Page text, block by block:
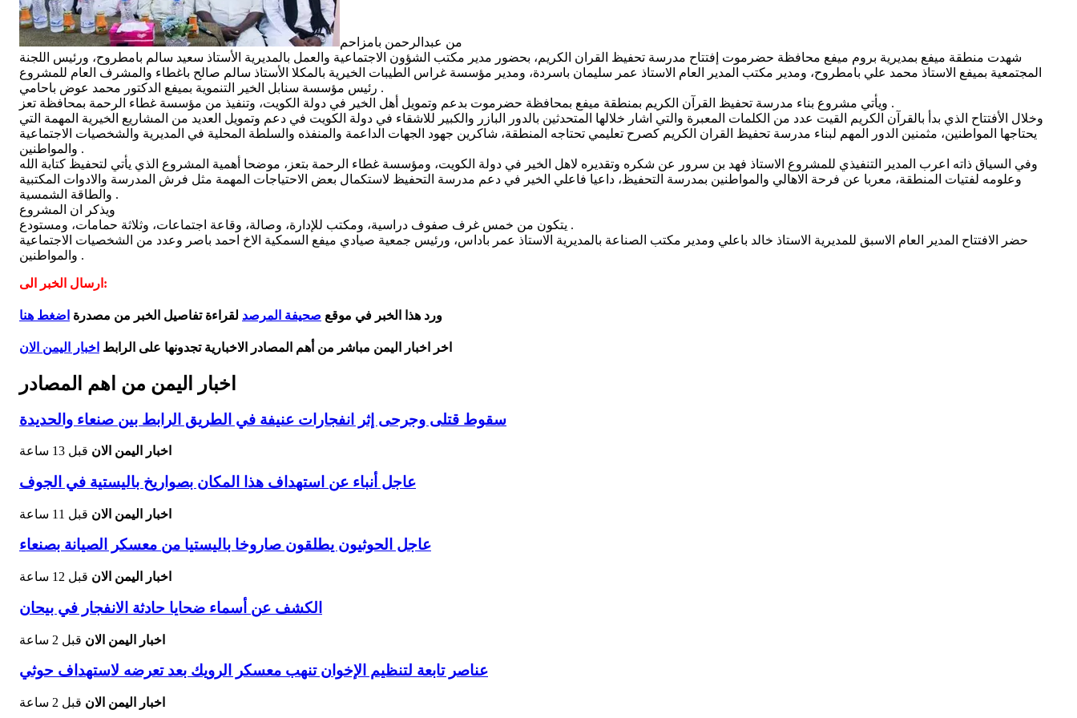
من عبدالرحمن بامزاحم
شهدت منطقة ميفع بمديرية بروم ميفع محافظة حضرموت إفتتاح مدرسة تحفيظ القران الكريم، بحضور مدير مكتب الشؤون الاجتماعية والعمل بالمديرية الأستاذ سعيد سالم بامطروح، ورئيس اللجنة
المجتمعية بميفع الاستاذ محمد علي بامطروح، ومدير مكتب المدير العام الاستاذ عمر سليمان باسردة، ومدير مؤسسة غراس الطيبات الخيرية بالمكلا الأستاذ سالم صالح باغطاء والمشرف العام للمشروع
رئيس مؤسسة سنابل الخير التنموية بميفع الدكتور محمد عوض باحامي .
ويأتي مشروع بناء مدرسة تحفيظ القرآن الكريم بمنطقة ميفع بمحافظة حضرموت بدعم وتمويل أهل الخير في دولة الكويت، وتنفيذ من مؤسسة غطاء الرحمة بمحافظة تعز .
وخلال الأفتتاح الذي بدأ بالقرآن الكريم القيت عدد من الكلمات المعبرة والتي اشار خلالها المتحدثين بالدور البازر والكبير للاشقاء في دولة الكويت في دعم وتمويل العديد من المشاريع الخيرية المهمة التي
يحتاجها المواطنين، مثمنين الدور المهم لبناء مدرسة تحفيظ القران الكريم كصرح تعليمي تحتاجه المنطقة، شاكرين جهود الجهات الداعمة والمنفذه والسلطة المحلية في المديرية والشخصيات الاجتماعية
والمواطنين .
وفي السياق ذاته اعرب المدير التنفيذي للمشروع الاستاذ فهد بن سرور عن شكره وتقديره لاهل الخير في دولة الكويت، ومؤسسة غطاء الرحمة بتعز، موضحا أهمية المشروع الذي يأتي لتحفيظ كتابة الله
وعلومه لفتيات المنطقة، معربا عن فرحة الاهالي والمواطنين بمدرسة التحفيظ، داعيا فاعلي الخير في دعم مدرسة التحفيظ لاستكمال بعض الاحتياجات المهمة مثل فرش المدرسة والادوات المكتبية
والطاقة الشمسية .
ويذكر ان المشروع
يتكون من خمس غرف صفوف دراسية، ومكتب للإدارة، وصالة، وقاعة اجتماعات، وثلاثة حمامات، ومستودع .
حضر الافتتاح المدير العام الاسبق للمديرية الاستاذ خالد باعلي ومدير مكتب الصناعة بالمديرية الاستاذ عمر باداس، ورئيس جمعية صيادي ميفع السمكية الاخ احمد باصر وعدد من الشخصيات الاجتماعية
والمواطنين .
ارسال الخبر الى:
ورد هذا الخبر في موقع صحيفة المرصد لقراءة تفاصيل الخبر من مصدرة اضغط هنا
اخر اخبار اليمن مباشر من أهم المصادر الاخبارية تجدونها على الرابط اخبار اليمن الان
اخبار اليمن من اهم المصادر
سقوط قتلى وجرحى إثر انفجارات عنيفة في الطريق الرابط بين صنعاء والحديدة
اخبار اليمن الان قبل 13 ساعة
عاجل أنباء عن استهداف هذا المكان بصواريخ باليستية في الجوف
اخبار اليمن الان قبل 11 ساعة
عاجل الحوثيون يطلقون صاروخا باليستيا من معسكر الصيانة بصنعاء
اخبار اليمن الان قبل 12 ساعة
الكشف عن أسماء ضحايا حادثة الانفجار في بيحان
اخبار اليمن الان قبل 2 ساعة
عناصر تابعة لتنظيم الإخوان تنهب معسكر الرويك بعد تعرضه لاستهداف حوثي
اخبار اليمن الان قبل 2 ساعة